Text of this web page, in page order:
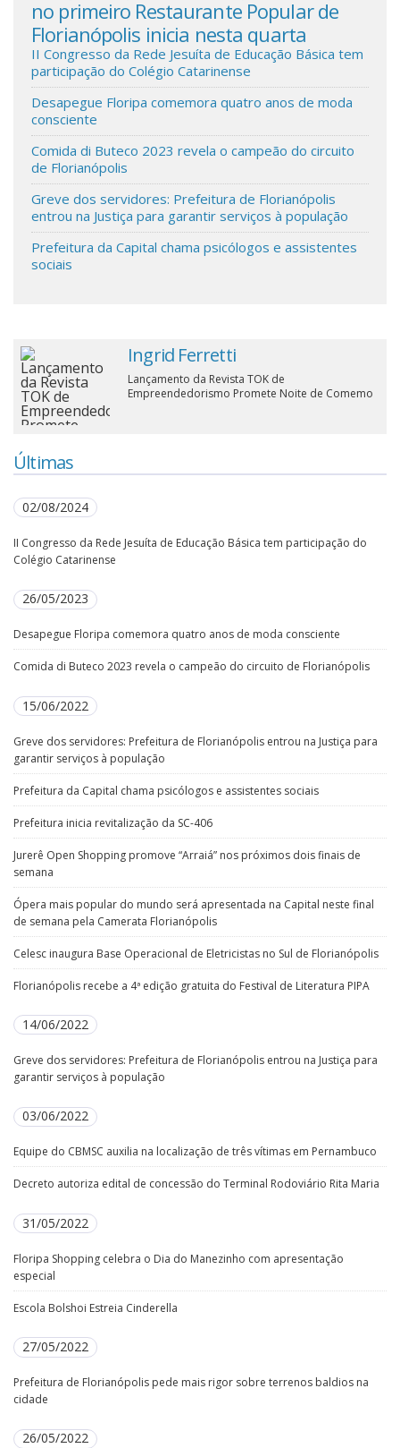
Cinema
Agenda Cultural
Anuncie
Fale Conosco
no primeiro Restaurante Popular de
Florianópolis inicia nesta quarta
II Congresso da Rede Jesuíta de Educação Básica tem
participação do Colégio Catarinense
Desapegue Floripa comemora quatro anos de moda
consciente
Comida di Buteco 2023 revela o campeão do circuito
de Florianópolis
Greve dos servidores: Prefeitura de Florianópolis
entrou na Justiça para garantir serviços à população
Prefeitura da Capital chama psicólogos e assistentes
sociais
Ingrid Ferretti
Lançamento da Revista TOK de
Empreendedorismo Promete Noite de Comemo
Últimas
02/08/2024
II Congresso da Rede Jesuíta de Educação Básica tem participação do
Colégio Catarinense
26/05/2023
Desapegue Floripa comemora quatro anos de moda consciente
Comida di Buteco 2023 revela o campeão do circuito de Florianópolis
15/06/2022
Greve dos servidores: Prefeitura de Florianópolis entrou na Justiça para
garantir serviços à população
Prefeitura da Capital chama psicólogos e assistentes sociais
Prefeitura inicia revitalização da SC-406
Jurerê Open Shopping promove “Arraiá” nos próximos dois finais de
semana
Ópera mais popular do mundo será apresentada na Capital neste final
de semana pela Camerata Florianópolis
Celesc inaugura Base Operacional de Eletricistas no Sul de Florianópolis
Florianópolis recebe a 4ª edição gratuita do Festival de Literatura PIPA
14/06/2022
Greve dos servidores: Prefeitura de Florianópolis entrou na Justiça para
garantir serviços à população
03/06/2022
Equipe do CBMSC auxilia na localização de três vítimas em Pernambuco
Decreto autoriza edital de concessão do Terminal Rodoviário Rita Maria
31/05/2022
Floripa Shopping celebra o Dia do Manezinho com apresentação
especial
Escola Bolshoi Estreia Cinderella
27/05/2022
Prefeitura de Florianópolis pede mais rigor sobre terrenos baldios na
cidade
26/05/2022